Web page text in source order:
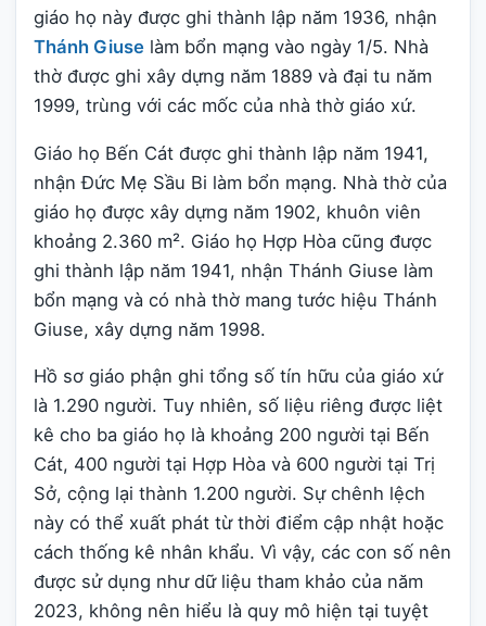
giáo họ này được ghi thành lập năm 1936, nhận
Thánh Giuse làm bổn mạng vào ngày 1/5. Nhà
thờ được ghi xây dựng năm 1889 và đại tu năm
1999, trùng với các mốc của nhà thờ giáo xứ.
Giáo họ Bến Cát được ghi thành lập năm 1941,
nhận Đức Mẹ Sầu Bi làm bổn mạng. Nhà thờ của
giáo họ được xây dựng năm 1902, khuôn viên
khoảng 2.360 m². Giáo họ Hợp Hòa cũng được
ghi thành lập năm 1941, nhận Thánh Giuse làm
bổn mạng và có nhà thờ mang tước hiệu Thánh
Giuse, xây dựng năm 1998.
Hồ sơ giáo phận ghi tổng số tín hữu của giáo xứ
là 1.290 người. Tuy nhiên, số liệu riêng được liệt
kê cho ba giáo họ là khoảng 200 người tại Bến
Cát, 400 người tại Hợp Hòa và 600 người tại Trị
Sở, cộng lại thành 1.200 người. Sự chênh lệch
này có thể xuất phát từ thời điểm cập nhật hoặc
cách thống kê nhân khẩu. Vì vậy, các con số nên
được sử dụng như dữ liệu tham khảo của năm
2023, không nên hiểu là quy mô hiện tại tuyệt